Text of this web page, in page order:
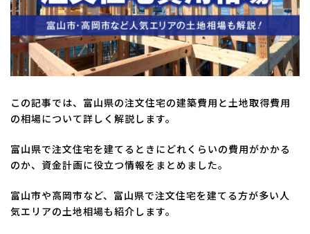
この記事では、富山県の注文住宅の建築費用と土地取得費用
の相場について詳しく解説します。
富山県で注文住宅を建てるときにどれくらいの費用がかかる
のか、資金計画に役立つ情報をまとめました。
富山市や高岡市など、富山県で注文住宅を建てる方が多い人
気エリアの土地相場も紹介します。